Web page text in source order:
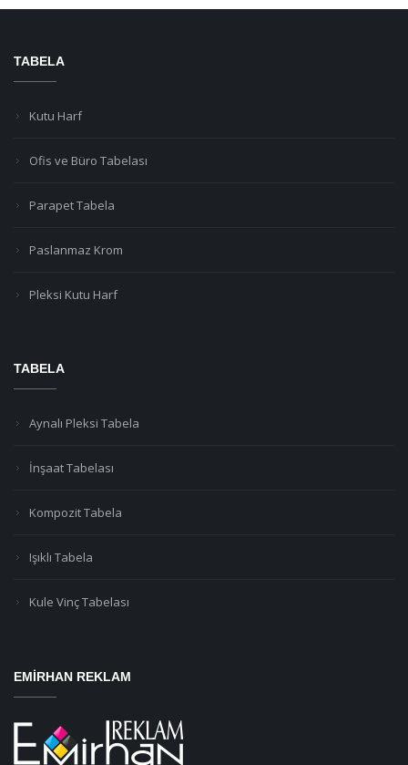
TABELA
Kutu Harf
Ofis ve Büro Tabelası
Parapet Tabela
Paslanmaz Krom
Pleksi Kutu Harf
TABELA
Aynalı Pleksi Tabela
İnşaat Tabelası
Kompozit Tabela
Işıklı Tabela
Kule Vinç Tabelası
EMIRHAN REKLAM